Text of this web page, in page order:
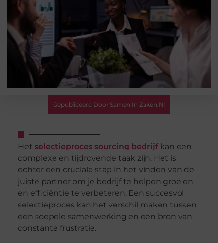
Gepubliceerd Door Samen In Zaken.nl
Het selectieproces sourcing bedrijfkan een
complexe en tijdrovende taak zijn. Het is
echter een cruciale stap in het vinden van de
juiste partner om je bedrijf te helpen groeien
en efficiëntie te verbeteren. Een succesvol
selectieproces kan het verschil maken tussen
een soepele samenwerking en een bron van
constante frustratie.